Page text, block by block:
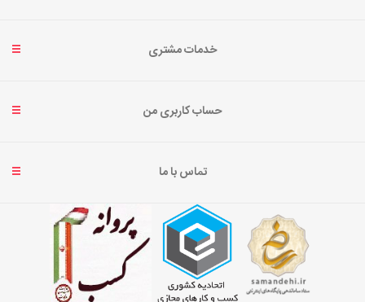
خدمات مشتری
حساب کاربری من
تماس با ما